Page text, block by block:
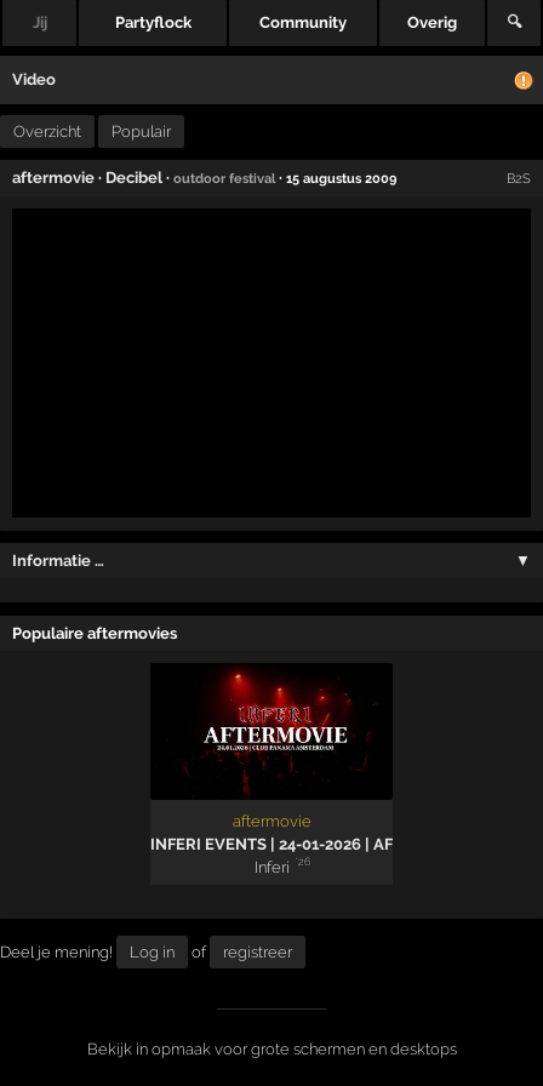
Jij Partyflock Community Overig 🔍
Video
Overzicht Populair
aftermovie · Decibel ·outdoor festival·15 augustus 2009 B2S
Informatie … ▼
Populaire aftermovies
aftermovie
INFERI EVENTS | 24-01-2026 | AFTERMOVIE
Inferi
'26
Deel je mening! Log in of registreer
Bekijk in opmaak voor grote schermen en desktops